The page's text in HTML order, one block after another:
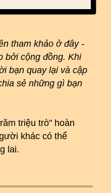
tham khảo ở đây -
bởi cộng đồng. Khi
bạn quay lại và cập
sẻ những gì bạn
triệu trò" hoàn
khác có thể
lai.